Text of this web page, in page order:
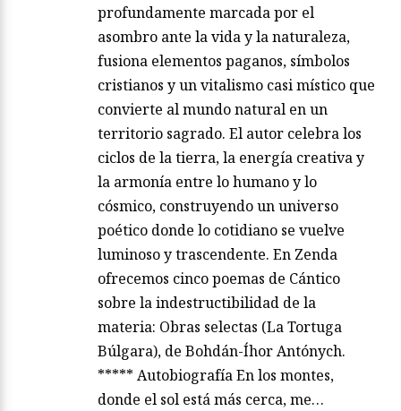
profundamente marcada por el
asombro ante la vida y la naturaleza,
fusiona elementos paganos, símbolos
cristianos y un vitalismo casi místico que
convierte al mundo natural en un
territorio sagrado. El autor celebra los
ciclos de la tierra, la energía creativa y
la armonía entre lo humano y lo
cósmico, construyendo un universo
poético donde lo cotidiano se vuelve
luminoso y trascendente. En Zenda
ofrecemos cinco poemas de Cántico
sobre la indestructibilidad de la
materia: Obras selectas (La Tortuga
Búlgara), de Bohdán-Íhor Antónych.
***** Autobiografía En los montes,
donde el sol está más cerca, me…